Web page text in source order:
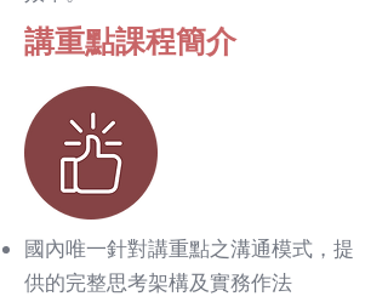
講重點課程簡介
國內唯一針對講重點之溝通模式，提
供的完整思考架構及實務作法